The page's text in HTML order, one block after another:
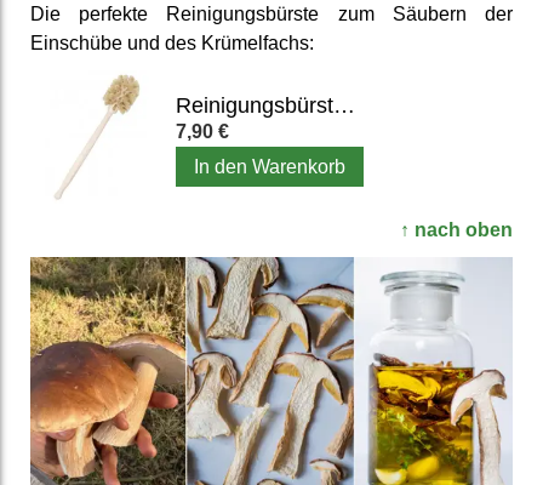
Die perfekte Reini­gungs­bürste zum Säubern der
Einschübe und des Krümel­fachs:
Reinigungsbürste für Mixbehälter, Entsafter & Flaschen
7,90 €
In den Warenkorb
↑ nach oben